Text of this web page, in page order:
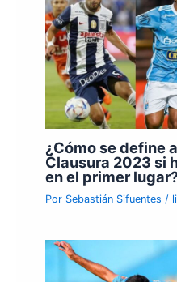
¿Cómo se define
Clausura 2023 si
en el primer
Por Sebastián Sifuentes/